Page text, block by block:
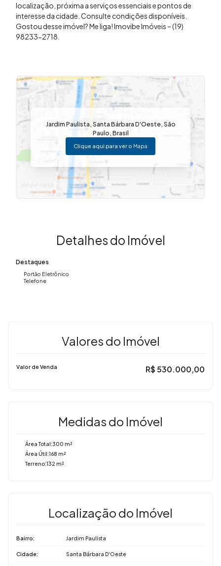
localização, próxima a serviços essenciais e pontos de
interesse da cidade. Consulte condições disponíveis.
Gostou desse imóvel? Me liga! Imovibe Imóveis – (19)
98233-2718.
Jardim Paulista,Santa Bárbara D'Oeste,São
Paulo,Brasil
Clique aqui para ver o Mapa
Detalhes do Imóvel
Destaques
Portão Eletrônico
Telefone
Valores do Imóvel
R$ 530.000,00
Valor de Venda
Medidas do Imóvel
Área Total:300 m²
Área Útil:168 m²
Terreno:132 m²
Localização do Imóvel
Bairro: Jardim Paulista
Cidade: Santa Bárbara D'Oeste